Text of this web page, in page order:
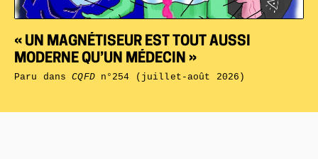
« UN MAGNÉTISEUR EST TOUT AUSSI
MODERNE QU’UN MÉDECIN »
Paru dansCQFDn°254 (juillet-août 2026)